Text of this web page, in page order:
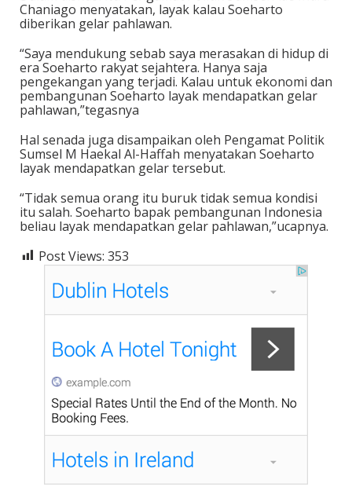
Chaniago menyatakan, layak kalau Soeharto
diberikan gelar pahlawan.
“Saya mendukung sebab saya merasakan di hidup di
era Soeharto rakyat sejahtera. Hanya saja
pengekangan yang terjadi. Kalau untuk ekonomi dan
pembangunan Soeharto layak mendapatkan gelar
pahlawan,”tegasnya
Hal senada juga disampaikan oleh Pengamat Politik
Sumsel M Haekal Al-Haffah menyatakan Soeharto
layak mendapatkan gelar tersebut.
“Tidak semua orang itu buruk tidak semua kondisi
itu salah. Soeharto bapak pembangunan Indonesia
beliau layak mendapatkan gelar pahlawan,”ucapnya.
Post Views: 353